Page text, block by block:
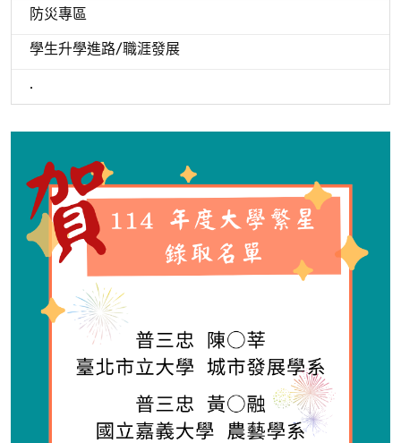
防災專區
學生升學進路/職涯發展
.